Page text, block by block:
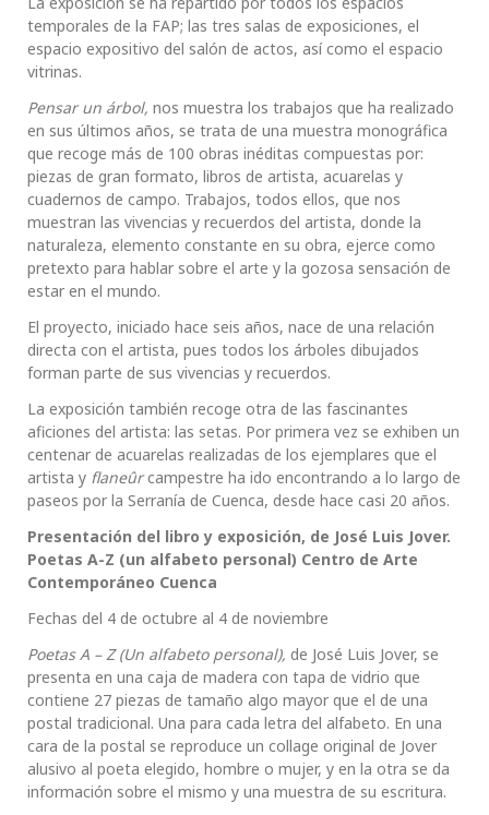
temporales de la FAP; las tres salas de exposiciones, el
espacio expositivo del salón de actos, así como el espacio
vitrinas.
Pensar un árbol, nos muestra los trabajos que ha realizado
en sus últimos años, se trata de una muestra monográfica
que recoge más de 100 obras inéditas compuestas por:
piezas de gran formato, libros de artista, acuarelas y
cuadernos de campo. Trabajos, todos ellos, que nos
muestran las vivencias y recuerdos del artista, donde la
naturaleza, elemento constante en su obra, ejerce como
pretexto para hablar sobre el arte y la gozosa sensación de
estar en el mundo.
El proyecto, iniciado hace seis años, nace de una relación
directa con el artista, pues todos los árboles dibujados
forman parte de sus vivencias y recuerdos.
La exposición también recoge otra de las fascinantes
aficiones del artista: las setas. Por primera vez se exhiben un
centenar de acuarelas realizadas de los ejemplares que el
artista y flaneûrcampestre ha ido encontrando a lo largo de
paseos por la Serranía de Cuenca, desde hace casi 20 años.
Presentación del libro y exposición, de José Luis Jover.
Poetas A-Z (un alfabeto personal) Centro de Arte
Contemporáneo Cuenca
Fechas del 4 de octubre al 4 de noviembre
Poetas A – Z (Un alfabeto personal), de José Luis Jover, se
presenta en una caja de madera con tapa de vidrio que
contiene 27 piezas de tamaño algo mayor que el de una
postal tradicional. Una para cada letra del alfabeto. En una
cara de la postal se reproduce un collage original de Jover
alusivo al poeta elegido, hombre o mujer, y en la otra se da
información sobre el mismo y una muestra de su escritura.